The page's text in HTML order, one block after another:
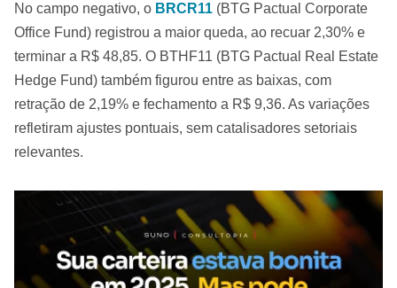
No campo negativo, o BRCR11 (BTG Pactual Corporate
Office Fund) registrou a maior queda, ao recuar 2,30% e
terminar a R$ 48,85. O BTHF11 (BTG Pactual Real Estate
Hedge Fund) também figurou entre as baixas, com
retração de 2,19% e fechamento a R$ 9,36. As variações
refletiram ajustes pontuais, sem catalisadores setoriais
relevantes.